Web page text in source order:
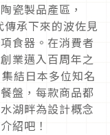
瓷製品產區，
承下來的波佐見
食器。在消費者
業邁入百周年之
結日本多位知名
盤，每款商品都
湖畔為設計概念
紹吧！